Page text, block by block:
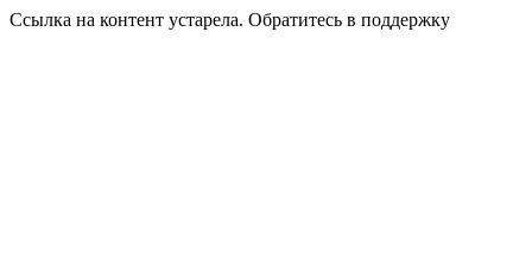
Ссылка на контент устарела. Обратитесь в поддержку